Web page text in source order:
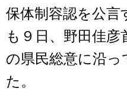
保体制容認を公言
も９日、野田佳彦
の県民総意に沿っ
た。